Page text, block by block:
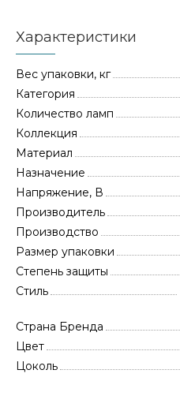
Характеристики
Вес упаковки, кг
Категория
Количество ламп
Коллекция
Материал
Назначение
Напряжение, В
Производитель
Производство
Размер упаковки
Степень защиты
Стиль
Страна Бренда
Цвет
Цоколь